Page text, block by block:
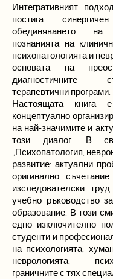
Интегративният
постига
обединяването
познанията на
психопатологията и
основата на
диагностичните
терапевтични програми.
Настоящата книга
концептуално
на най-значимите и
този диалог. В
„Психопатология,
развитие: актуални
оригинално
изследователски
учебно ръководство
образование. В този
едно изключително
студенти и
на психологията,
неврологията,
граничните с тях